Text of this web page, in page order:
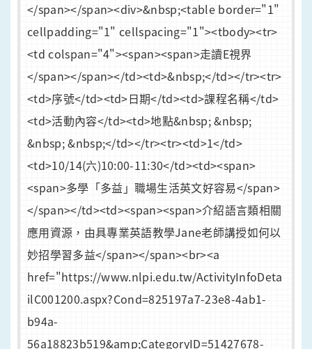
</span></span><div>&nbsp;<table border="1"
cellpadding="1" cellspacing="1"><tbody><tr>
<td colspan="4"><span><span>走讀E視界
</span></span></td><td>&nbsp;</td></tr><tr>
<td>序號</td><td>日期</td><td>課程名稱</td>
<td>活動內容</td><td>地點&nbsp; &nbsp;
&nbsp; &nbsp;</td></tr><tr><td>1</td>
<td>10/14(六)10:00-11:30</td><td><span>
<span>多學「多益」職場生活英文好容易</span>
</span></td><td><span><span>介紹語言類相關
應用資源，由具專業英語教學Jane老師講授如何以
妙招學習多益</span></span><br><a
href="https://www.nlpi.edu.tw/ActivityInfoDeta
ilC001200.aspx?Cond=825197a7-23e8-4ab1-
b94a-
56a18823b519&amp;CategoryID=51427678-